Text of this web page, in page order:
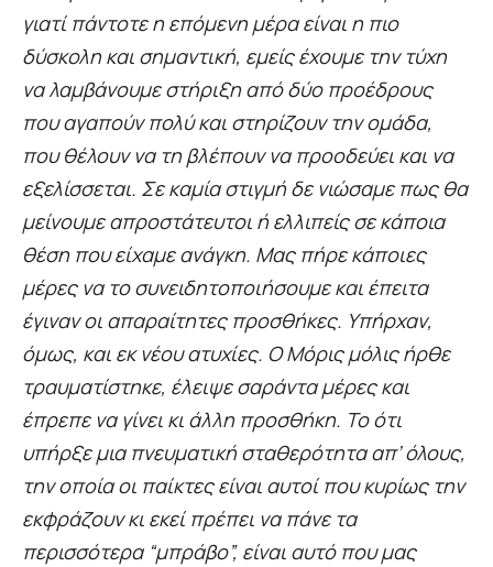
γιατί πάντοτε η επόμενη μέρα είναι η πιο
δύσκολη και σημαντική, εμείς έχουμε την τύχη
να λαμβάνουμε στήριξη από δύο προέδρους
που αγαπούν πολύ και στηρίζουν την ομάδα,
που θέλουν να τη βλέπουν να προοδεύει και να
εξελίσσεται. Σε καμία στιγμή δε νιώσαμε πως θα
μείνουμε απροστάτευτοι ή ελλιπείς σε κάποια
θέση που είχαμε ανάγκη. Μας πήρε κάποιες
μέρες να το συνειδητοποιήσουμε και έπειτα
έγιναν οι απαραίτητες προσθήκες. Υπήρχαν,
όμως, και εκ νέου ατυχίες. Ο Μόρις μόλις ήρθε
τραυματίστηκε, έλειψε σαράντα μέρες και
έπρεπε να γίνει κι άλλη προσθήκη. Το ότι
υπήρξε μια πνευματική σταθερότητα απ’ όλους,
την οποία οι παίκτες είναι αυτοί που κυρίως την
εκφράζουν κι εκεί πρέπει να πάνε τα
περισσότερα “μπράβο”, είναι αυτό που μας